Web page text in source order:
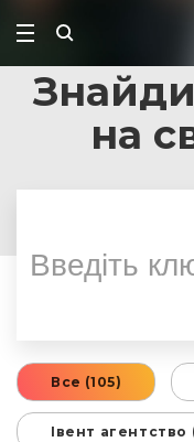
на
Все (105)
Івент агентство